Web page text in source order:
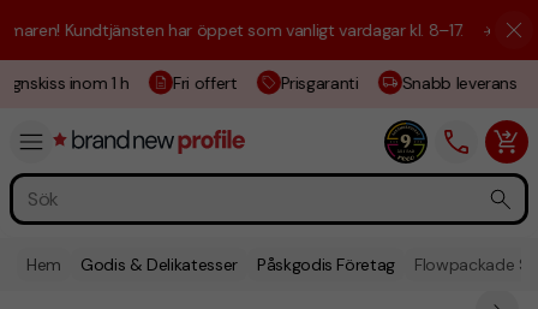
Kundtjänsten har öppet som vanligt vardagar kl. 8–17. ☀️ Vi är här
inom 1 h Fri offert Prisgaranti Snabb leverans
Hem Godis & Delikatesser Påskgodis Företag Flowpackade